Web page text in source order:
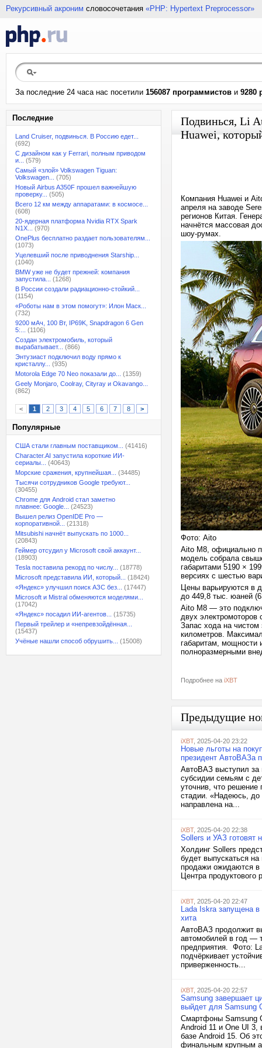
Рекурсивный акроним словосочетания «PHP: Hypertext Preprocessor»
За последние 24 часа нас посетили 156087 программистов и 9280
Последние
Land Cruiser, подвинься. В Россию едет...
(692)
С дизайном как у Ferrari, полным приводом
и...
(579)
Самый «злой» Volkswagen Tiguan:
Volkswagen...
(705)
Новый Airbus A350F прошел важнейшую
проверку...
(505)
Всего 12 км между аппаратами: в космосе...
(608)
20-ядерная платформа Nvidia RTX Spark
N1X...
(970)
OnePlus бесплатно раздает пользователям...
(1073)
Уцелевший после приводнения Starship...
(1040)
BMW уже не будет прежней: компания
запустила...
(1268)
В России создали радиационно-стойкий...
(1154)
«Роботы нам в этом помогут»: Илон Маск...
(732)
9200 мАч, 100 Вт, IP69K, Snapdragon 6 Gen
5:...
(1106)
Создан электромобиль, который
вырабатывает...
(866)
Энтузиаст подключил воду прямо к
кристаллу...
(935)
Motorola Edge 70 Neo показали до...
(1359)
Geely Monjaro, Coolray, Cityray и Okavango...
(862)
< 1 2 3 4 5 6 7 8 >
Популярные
США стали главным поставщиком...
(41416)
Character.AI запустила короткие ИИ-
сериалы...
(40643)
Морские сражения, крупнейшая...
(34485)
Тысячи сотрудников Google требуют...
(30455)
Chrome для Android стал заметно
плавнее: Google...
(24523)
Вышел релиз OpenIDE Pro —
корпоративной...
(21318)
Mitsubishi начнёт выпускать по 1000...
(20843)
Геймер отсудил у Microsoft свой аккаунт...
(18903)
Tesla поставила рекорд по числу...
(18778)
Microsoft представила ИИ, который...
(18424)
«Яндекс» улучшил поиск АЗС без...
(17447)
Microsoft и Mistral обменяются моделями...
(17042)
«Яндекс» посадил ИИ-агентов...
(15735)
Первый трейлер и «непревзойдённая...
(15437)
Учёные нашли способ обрушить...
(15008)
Подвинься, Li
Huawei,
Компания Huawei и
апреля на заводе
регионов Китая.
начнётся массовая
шоу-румах.
Фото: Aito
Aito M8, официально
модель собрала
габаритами 5190 ×
версиях с шестью
Цены варьируются в
до 449,8 тыс. юаней
Aito M8 — это
двух
Запас хода на чистом
километров.
габаритам, мощности
полноразмерными
Подробнее на iXBT
Предыдущие
iXBT, 2025-04-20 23:22
Новые льготы на
президент АвтоВАЗа
АвтоВАЗ выступил за
субсидии семьям с
уточнив, что решение
стадии. «Надеюсь, до
направлена на...
iXBT, 2025-04-20 22:38
Sollers и УАЗ готовят
Холдинг Sollers
будет выпускаться
продажи ожидаются в
Центра
iXBT, 2025-04-20 22:47
Lada Iskra запущена
хита
АвтоВАЗ продолжит
автомобилей в год —
предприятия. Фото:
подчёркивает
приверженность...
iXBT, 2025-04-20 22:57
Samsung завершает
выйдет для Samsung
Смартфоны Samsung
Android 11 и One UI
базе Android 15. Об
финальным крупным